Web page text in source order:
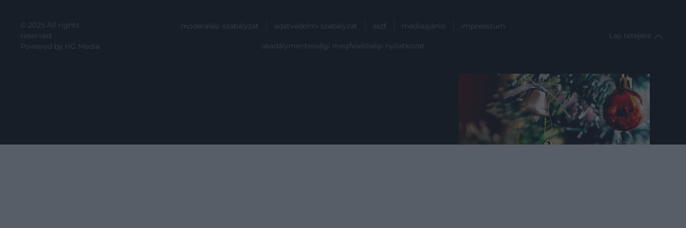
© 2025 All rights
reserved.
Powered by HG Media.
moderálási szabályzat adatvédelmi szabályzat ászf médiaajánló impresszum
akadálymentességi megfelelőségi nyilatkozat
Lap tetejére